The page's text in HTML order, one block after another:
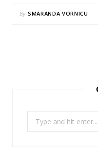
By SMARANDA VORNICU
for: